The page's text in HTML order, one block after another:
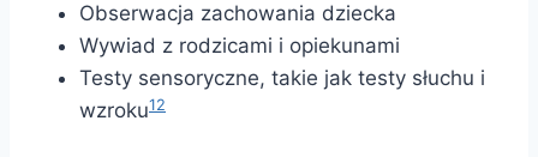
Obserwacja zachowania dziecka
Wywiad z rodzicami i opiekunami
Testy sensoryczne, takie jak testy słuchu i
wzroku12